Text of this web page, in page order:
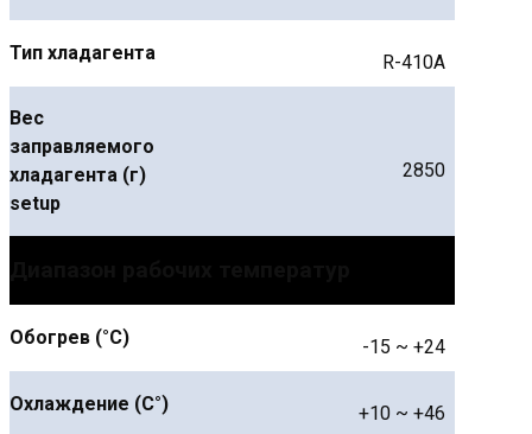
Тип хладагента R-410A
Вес
заправляемого
хладагента (г)
setup
2850
Обогрев (°С) -15 ~ +24
Охлаждение (С°) +10 ~ +46